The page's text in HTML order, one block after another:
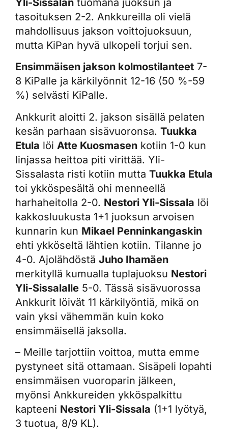
tasoituksen 2-2. Ankkureilla oli vielä
mahdollisuus jakson voittojuoksuun,
mutta KiPan hyvä ulkopeli torjui sen.
Ensimmäisen jakson kolmostilanteet 7-
8 KiPalle ja kärkilyönnit 12-16 (50 %-59
%) selvästi KiPalle.
Ankkurit aloitti 2. jakson sisällä pelaten
kesän parhaan sisävuoronsa. Tuukka
Etula löi Atte Kuosmasen kotiin 1-0 kun
linjassa heittoa piti virittää. Yli-
Sissalasta risti kotiin mutta Tuukka Etula
toi ykköspesältä ohi menneellä
harhaheitolla 2-0. Nestori Yli-Sissala löi
kakkosluukusta 1+1 juoksun arvoisen
kunnarin kun Mikael Penninkangaskin
ehti ykköseltä lähtien kotiin. Tilanne jo
4-0. Ajolähdöstä Juho Ihamäen
merkityllä kumualla tuplajuoksu Nestori
Yli-Sissalalle 5-0. Tässä sisävuorossa
Ankkurit löivät 11 kärkilyöntiä, mikä on
vain yksi vähemmän kuin koko
ensimmäisellä jaksolla.
– Meille tarjottiin voittoa, mutta emme
pystyneet sitä ottamaan. Sisäpeli lopahti
ensimmäisen vuoroparin jälkeen,
myönsi Ankkureiden ykköspalkittu
kapteeni Nestori Yli-Sissala (1+1 lyötyä,
3 tuotua, 8/9 KL).